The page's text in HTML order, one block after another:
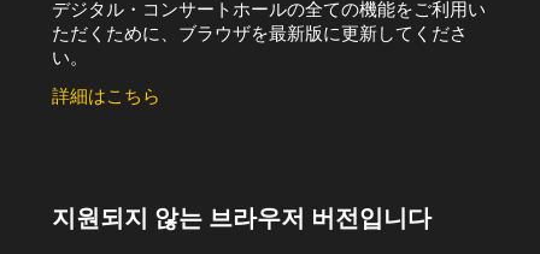
デジタル・コンサートホールの全ての機能をご利用い
ただくために、ブラウザを最新版に更新してくださ
い。
詳細はこちら
지원되지 않는 브라우저 버전입니다